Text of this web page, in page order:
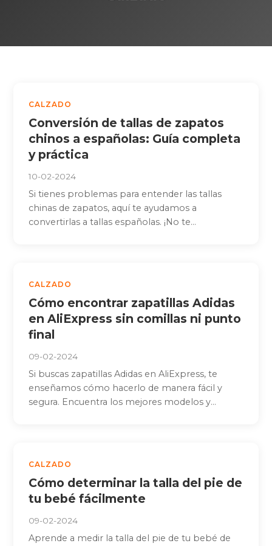
CALZADO
Conversión de tallas de zapatos
chinos a españolas: Guía completa
y práctica
10-02-2024
Si tienes problemas para entender las tallas
chinas de zapatos, aquí te ayudamos a
convertirlas a tallas españolas. ¡No te...
CALZADO
Cómo encontrar zapatillas Adidas
en AliExpress sin comillas ni punto
final
09-02-2024
Si buscas zapatillas Adidas en AliExpress, te
enseñamos cómo hacerlo de manera fácil y
segura. Encuentra los mejores modelos y...
CALZADO
Cómo determinar la talla del pie de
tu bebé fácilmente
09-02-2024
Aprende a medir la talla del pie de tu bebé de